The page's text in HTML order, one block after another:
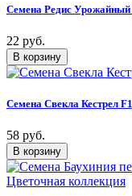
Семена Редис Урожайный
22 руб.
Семена Свекла Кестрел
58 руб.